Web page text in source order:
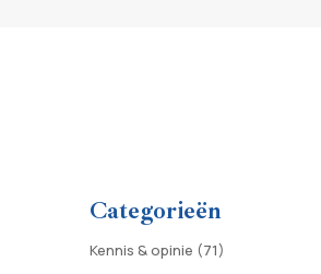
Categorieën
Kennis & opinie (71)